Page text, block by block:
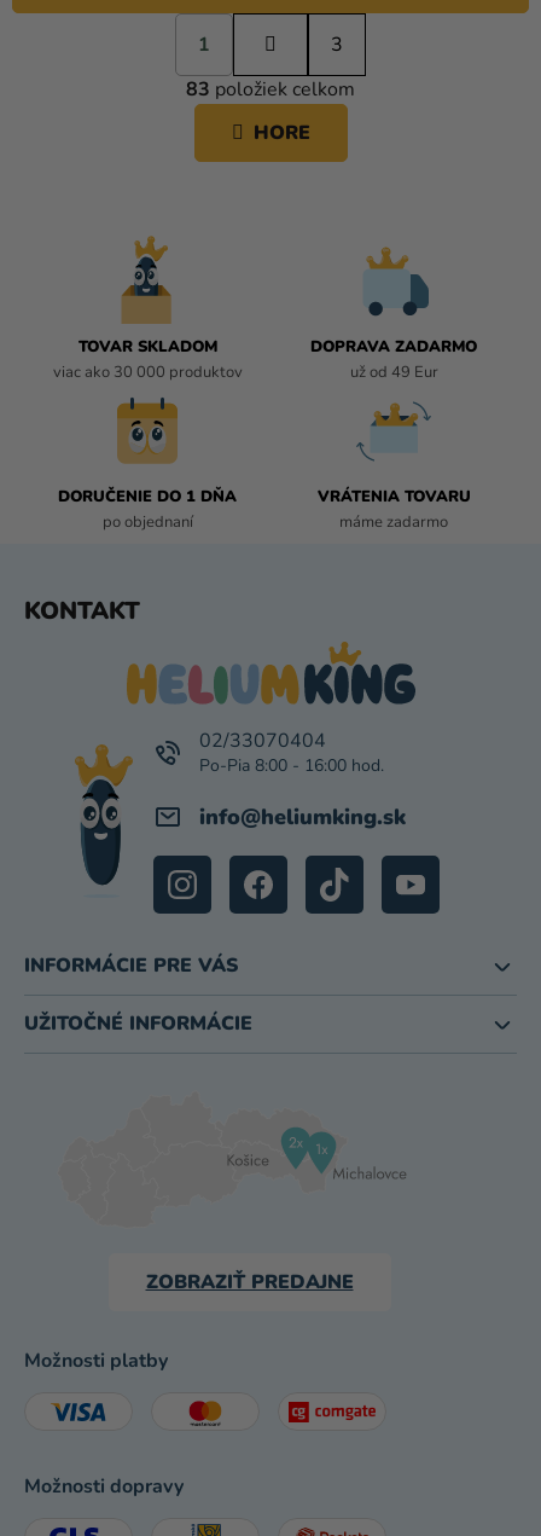
O
V
L
Á
S
t
r
á
k
o
1
3
83 položiek celkom
HORE
TOVAR SKLADOM
viac ako 30 000 produktov
DOPRAVA ZADARMO
už od 49 Eur
DORUČENIE DO 1 DŇA
po objednaní
VRÁTENIA TOVARU
máme zadarmo
KONTAKT
info@heliumking.sk
02/33070404
INFORMÁCIE PRE VÁS
UŽITOČNÉ INFORMÁCIE
ZOBRAZIŤ PREDAJNE
Možnosti platby
Možnosti dopravy